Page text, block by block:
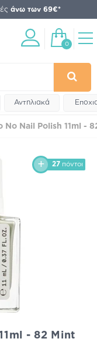
άνω των 69€*
0
Αντηλιακά
No Nail Polish 11ml -
27 πόντοι
- 82 Mint